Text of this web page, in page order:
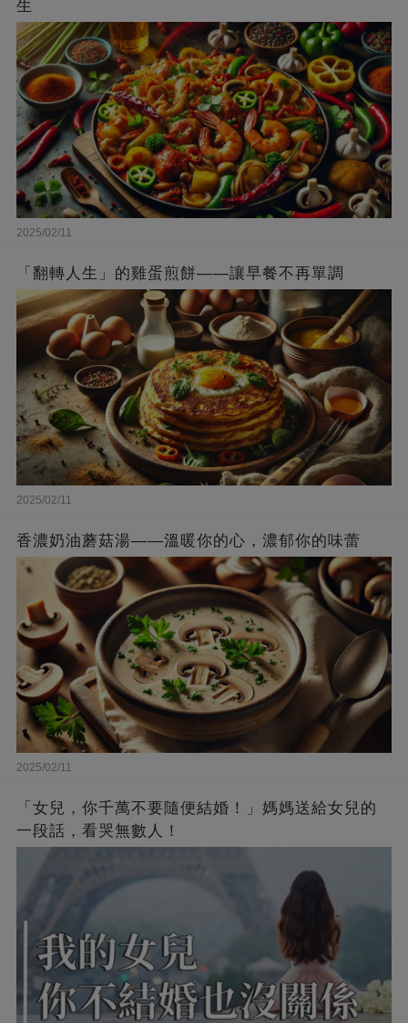
生
2025/02/11
「翻轉人生」的雞蛋煎餅——讓早餐不再單調
2025/02/11
香濃奶油蘑菇湯——溫暖你的心，濃郁你的味蕾
2025/02/11
「女兒，你千萬不要隨便結婚！」媽媽送給女兒的
一段話，看哭無數人！